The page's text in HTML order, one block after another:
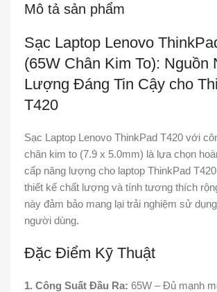
Mô tả sản phẩm
Sạc Laptop Lenovo
(65W Chân Kim To): Nguồn
Lượng Đáng Tin Cậy cho
T420
Sạc Laptop Lenovo ThinkPad T420 với
chân kim to (7.9 x 5.0mm) là lựa chọn
cấp năng lượng cho laptop ThinkPad
thiết kế chất lượng và tính tương thích
này đảm bảo mang lại trải nghiệm sử
người dùng.
Đặc Điểm Kỹ Thuật
1. Công Suất Đầu Ra: 65W – Đủ mạnh